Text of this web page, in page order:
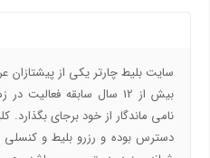
بلیط هواپیما یا تیکت هواپیما
نحوه قیمت گذاری بلیط هواپیما
مجله خبری بلیط چارتر 3
سایت بلیط چارتر یکی از پیشتازان
بیش از 12 سال سابقه
نامی ماندگار از خود برجای